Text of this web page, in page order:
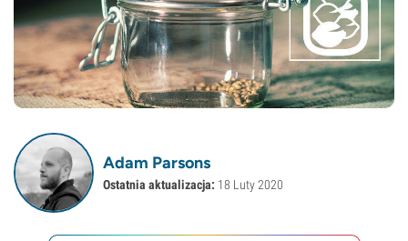
Adam Parsons
Ostatnia aktualizacja: 18 Luty 2020